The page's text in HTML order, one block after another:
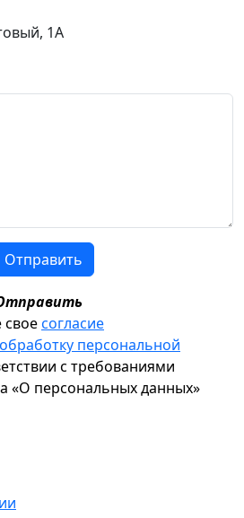
1А
Отправить
своесогласие
персональной
с требованиями
«О персональных данных»